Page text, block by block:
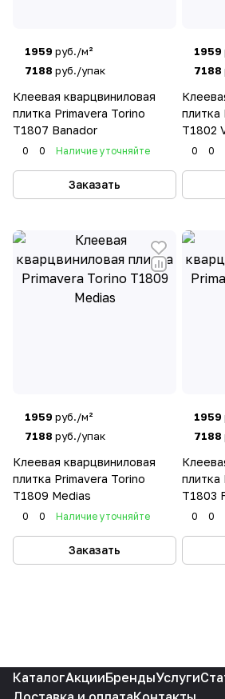
1959 руб./м²
7188 руб./упак
Клеевая кварцвиниловая
плитка Primavera Torino
T1807 Banador
0 0 Наличие уточняйте
Заказать
1959
7188
плитка
T1802
0 0
1959 руб./м²
7188 руб./упак
Клеевая кварцвиниловая
плитка Primavera Torino
T1809 Medias
0 0 Наличие уточняйте
Заказать
1959
7188
плитка
T1803
0 0
КаталогАкцииБрендыУслуги